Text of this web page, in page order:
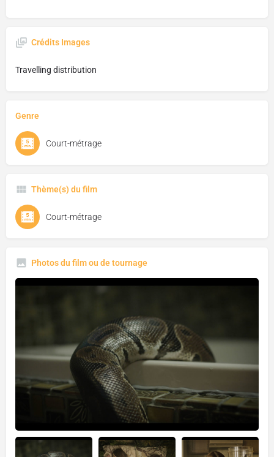
Crédits Images
Travelling distribution
Genre
Court-métrage
Thème(s) du film
Court-métrage
Photos du film ou de tournage